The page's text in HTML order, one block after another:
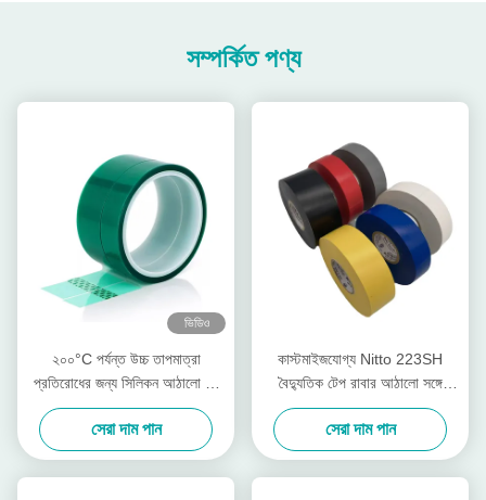
সম্পর্কিত পণ্য
ভিডিও
২০০°C পর্যন্ত উচ্চ তাপমাত্রা
প্রতিরোধের জন্য সিলিকন আঠালো সহ
০.০৬ মিমি পুরু পিইটি টেপ
সেরা দাম পান
কাস্টমাইজযোগ্য Nitto 223SH
বৈদ্যুতিক টেপ রাবার আঠালো সঙ্গে
পিভিসি বিচ্ছিন্ন অগ্নি retardant টেপ
সেরা দাম পান